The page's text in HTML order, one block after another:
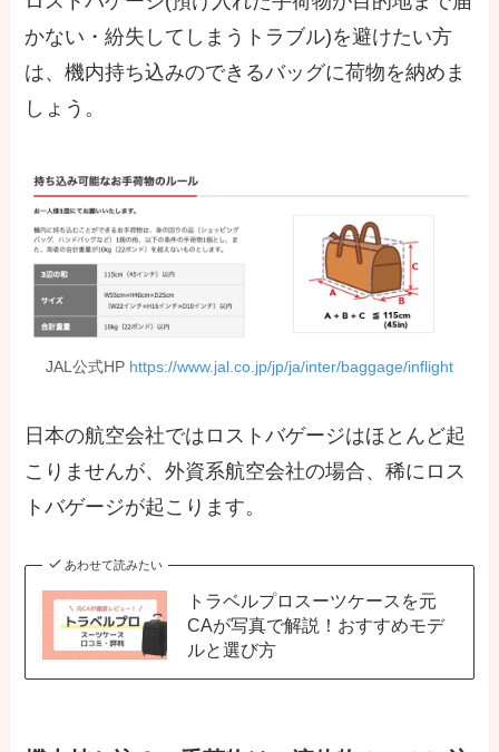
かない・紛失してしまうトラブル)を避けたい方
は、機内持ち込みのできるバッグに荷物を納めま
しょう。
JAL公式HP https://www.jal.co.jp/jp/ja/inter/baggage/inflight
日本の航空会社ではロストバゲージはほとんど起
こりませんが、外資系航空会社の場合、稀にロス
トバゲージが起こります。
あわせて読みたい
トラベルプロスーツケースを元
CAが写真で解説！おすすめモデ
ルと選び方